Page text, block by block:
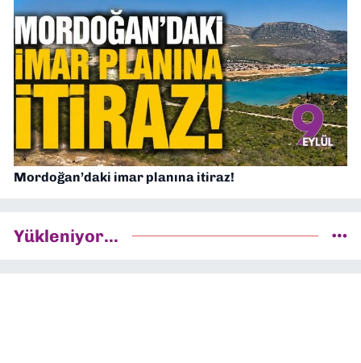
Mordoğan’daki imar planına itiraz!
Yükleniyor...